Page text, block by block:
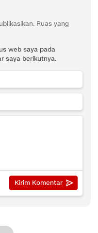
Ruas yang
web saya pada
saya berikutnya.